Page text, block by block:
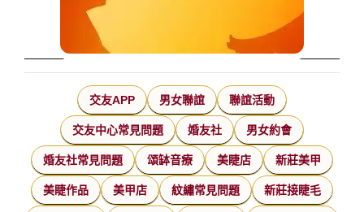
交友APP 男女聯誼 聯誼活動
交友中心常見問題 婚友社 男女約會
婚友社常見問題 頌缽音療 美睫店 新莊美甲
美睫作品 美甲店 紋繡常見問題 新莊接睫毛